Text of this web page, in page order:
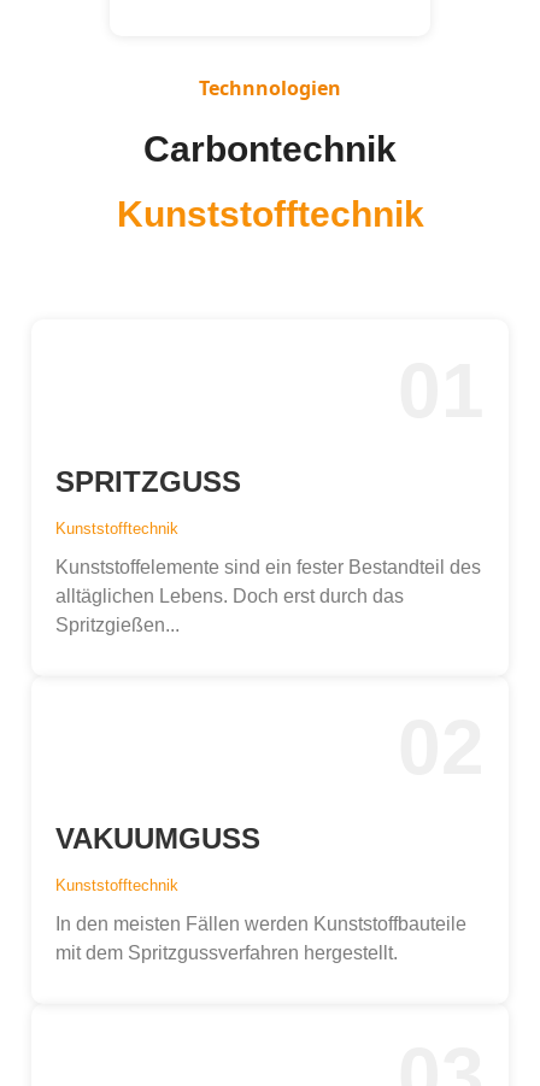
Technnologien
Carbontechnik
Kunststofftechnik
SPRITZGUSS
Kunststofftechnik
Kunststoffelemente sind ein fester Bestandteil des
alltäglichen Lebens. Doch erst durch das
Spritzgießen...
VAKUUMGUSS
Kunststofftechnik
In den meisten Fällen werden Kunststoffbauteile
mit dem Spritzgussverfahren hergestellt.